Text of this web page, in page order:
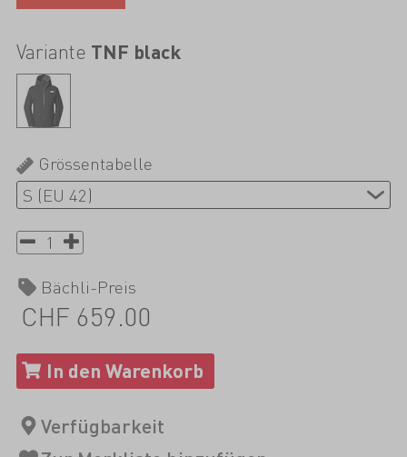
Variante TNF black
Grössentabelle
Bächli-Preis
CHF 659.00